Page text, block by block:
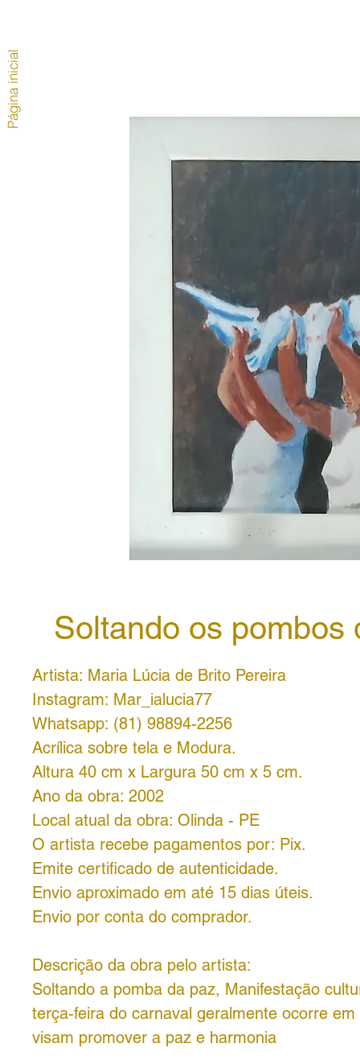
Soltando os pombos
Artista: Maria Lúcia de Brito Pereira
Instagram: Mar_ialucia77
Whatsapp: (81) 98894-2256
Acrílica sobre tela e Modura.
Altura 40 cm x Largura 50 cm x 5 cm.
Ano da obra: 2002
Local atual da obra: Olinda - PE
O artista recebe pagamentos por: Pix.
Emite certificado de autenticidade.
Envio aproximado em até 15 dias úteis.
Envio por conta do comprador.
Descrição da obra pelo artista:
Soltando a pomba da paz, Manifestação
terça-feira do carnaval geralmente ocorre em
visam promover a paz e harmonia
Página inicial